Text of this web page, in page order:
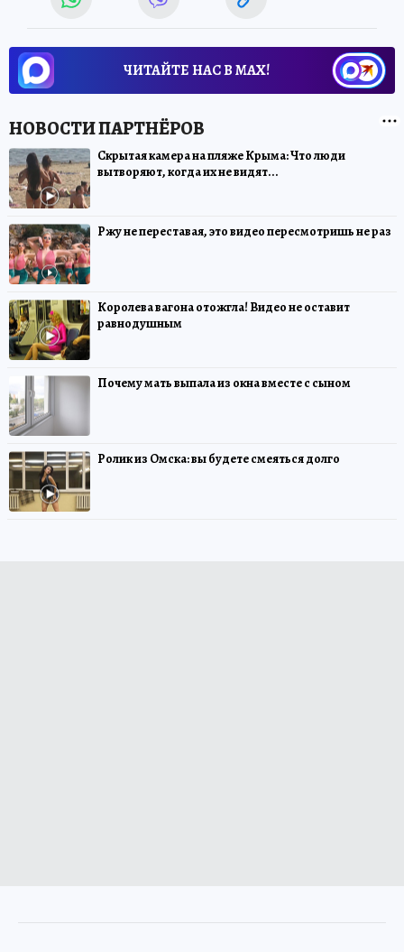
ЧИТАЙТЕ НАС В МАХ!
Скрытая камера на пляже Крыма: Что люди
вытворяют, когда их не видят...
Ржу не переставая, это видео пересмотришь не раз
Королева вагона отожгла! Видео не оставит
равнодушным
Почему мать выпала из окна вместе с сыном
Ролик из Омска: вы будете смеяться долго